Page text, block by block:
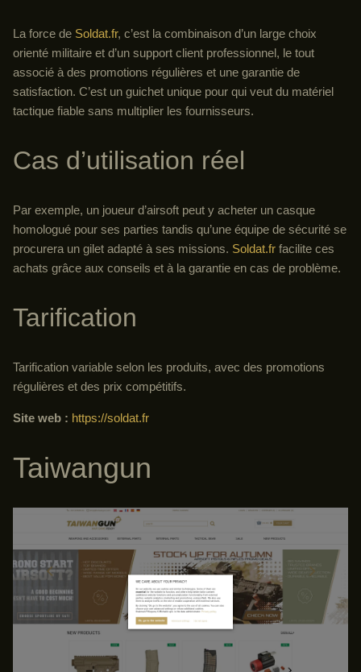
La force de Soldat.fr, c’est la combinaison d’un large choix
orienté militaire et d’un support client professionnel, le tout
associé à des promotions régulières et une garantie de
satisfaction. C’est un guichet unique pour qui veut du matériel
tactique fiable sans multiplier les fournisseurs.
Cas d’utilisation réel
Par exemple, un joueur d’airsoft peut y acheter un casque
homologué pour ses parties tandis qu’une équipe de sécurité se
procurera un gilet adapté à ses missions. Soldat.fr facilite ces
achats grâce aux conseils et à la garantie en cas de problème.
Tarification
Tarification variable selon les produits, avec des promotions
régulières et des prix compétitifs.
Site web : https://soldat.fr
Taiwangun